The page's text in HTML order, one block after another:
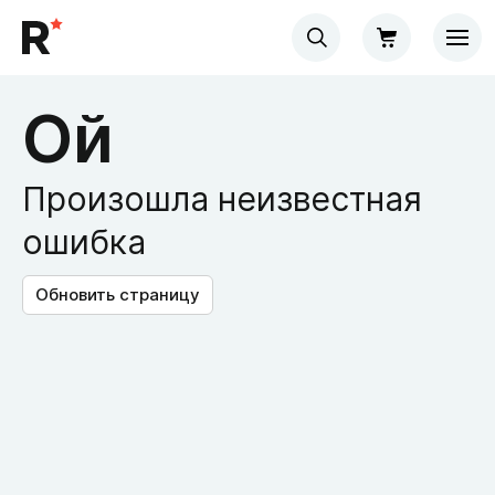
Ой
Произошла неизвестная
ошибка
Обновить страницу